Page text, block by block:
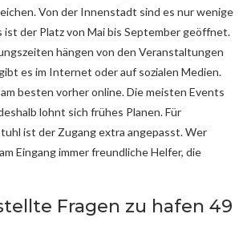
Von der Innenstadt sind es nur wenige
der Platz von Mai bis September geöffnet.
hängen von den Veranstaltungen
es im Internet oder auf sozialen Medien.
besten vorher online. Die meisten Events
lohnt sich frühes Planen. Für
ist der Zugang extra angepasst. Wer
Eingang immer freundliche Helfer, die
Fragen zu hafen 49